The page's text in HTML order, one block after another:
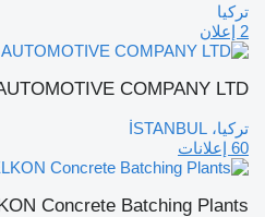
تركيا
2 إعلان
COMPANY LTD
تركيا، İSTANBUL
60 إعلانات
Concrete Batching Plants